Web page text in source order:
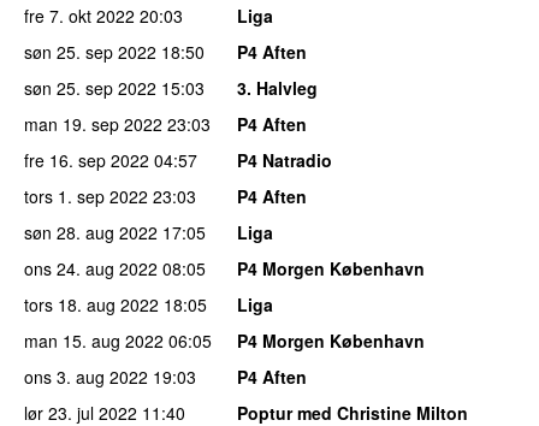
fre 7. okt 2022 20:03
Liga
søn 25. sep 2022 18:50
P4 Aften
søn 25. sep 2022 15:03
3. Halvleg
man 19. sep 2022 23:03
P4 Aften
fre 16. sep 2022 04:57
P4 Natradio
tors 1. sep 2022 23:03
P4 Aften
søn 28. aug 2022 17:05
Liga
ons 24. aug 2022 08:05
P4 Morgen København
tors 18. aug 2022 18:05
Liga
man 15. aug 2022 06:05
P4 Morgen København
ons 3. aug 2022 19:03
P4 Aften
lør 23. jul 2022 11:40
Poptur med Christine Milton